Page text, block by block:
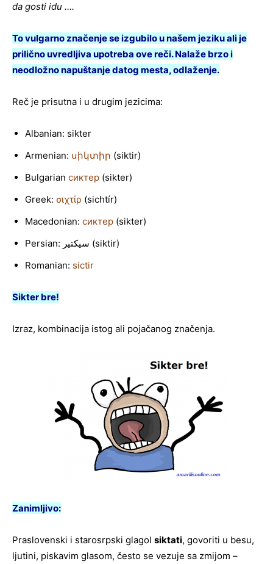
da gosti idu ….
To vulgarno značenje se izgubilo u našem jeziku ali je
prilično uvredljiva upotreba ove reči. Nalaže brzo i
neodložno napuštanje datog mesta, odlaženje.
Reč je prisutna i u drugim jezicima:
Albanian: sikter
Armenian: սիկտիր (siktir)
Bulgarian сиктер (sikter)
Greek: σιχτίρ (sichtír)
Macedonian: сиктер (sikter)
Persian: سیکتیر‏ (siktir)
Romanian: sictir
Sikter bre!
Izraz, kombinacija istog ali pojačanog značenja.
Zanimljivo:
Praslovenski i starosrpski glagol siktati, govoriti u besu,
ljutini, piskavim glasom, često se vezuje sa zmijom –